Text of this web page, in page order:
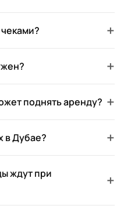
+
+
поднять аренду? +
в Дубае? +
ждут при
+